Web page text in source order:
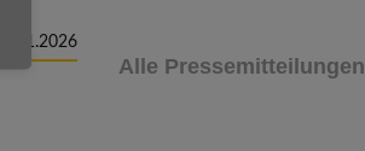
Alle Pressemitteilungen